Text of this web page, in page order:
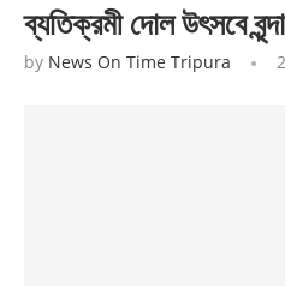
ব্যতিক্রমী দোল উৎসবে
by News On Time Tripura